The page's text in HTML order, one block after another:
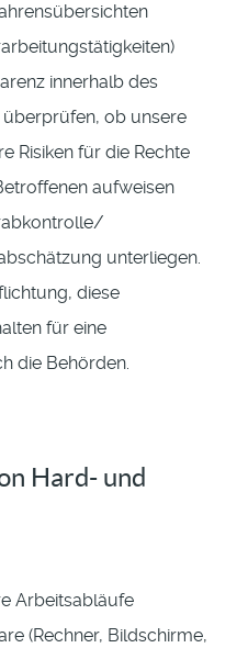
innerhalb des
ob unsere
Risiken für die Rechte
aufweisen
unterliegen.
diese
für eine
die Behörden.
Hard- und
Arbeitsabläufe
(Rechner, Bildschirme,